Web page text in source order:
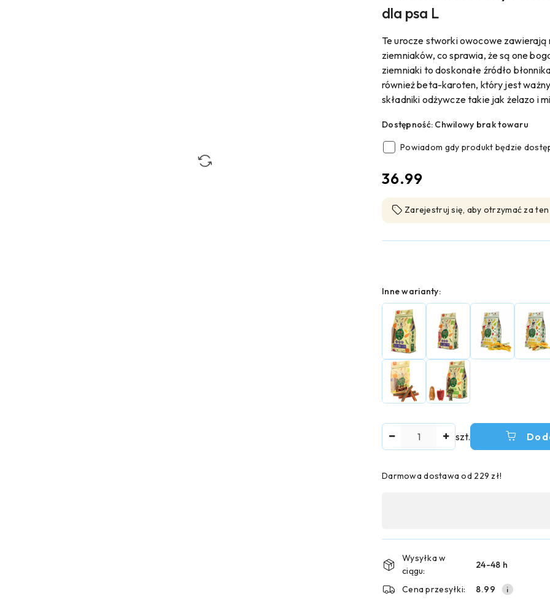
dla psa L
Te urocze stworki owocowe zawierają
ziemniaków, co sprawia, że są one
ziemniaki to doskonałe źródło
również beta-karoten, który jest
składniki odżywcze takie jak żelazo i
Dostępność: Chwilowy brak towaru
Powiadom gdy produkt będzie
cena:
36.99
Zarejestruj się, aby otrzymać za
Wariant
Inne warianty:
szt.
Darmowa dostawa od 229 zł!
płatność
i
dostawa
Wysyłka w
ciągu:
24-48 h
Cena przesyłki: 8.99